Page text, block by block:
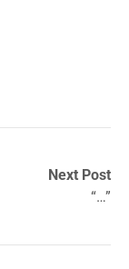
Next Post
“…”